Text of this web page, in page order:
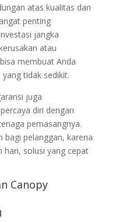
atas kualitas dan
penting
jangka
atau
membuat Anda
tidak sedikit.
juga
diri dengan
pemasangnya.
bagi pelanggan, karena
hari, solusi yang cepat
Canopy